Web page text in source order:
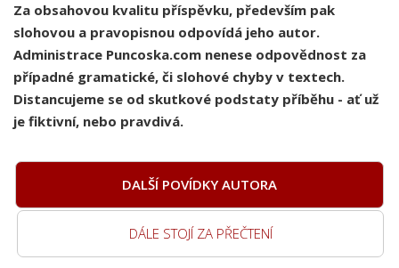
Za obsahovou kvalitu příspěvku, především pak
slohovou a pravopisnou odpovídá jeho autor.
Administrace Puncoska.com nenese odpovědnost za
případné gramatické, či slohové chyby v textech.
Distancujeme se od skutkové podstaty příběhu - ať už
je fiktivní, nebo pravdivá.
DALŠÍ POVÍDKY AUTORA
DÁLE STOJÍ ZA PŘEČTENÍ